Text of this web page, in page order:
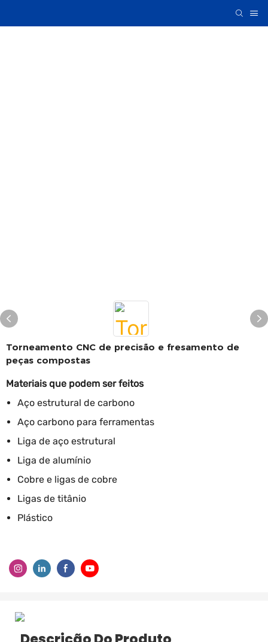
Torneamento CNC de precisão e fresamento de
peças compostas
Materiais que podem ser feitos
Aço estrutural de carbono
Aço carbono para ferramentas
Liga de aço estrutural
Liga de alumínio
Cobre e ligas de cobre
Ligas de titânio
Plástico